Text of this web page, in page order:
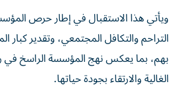
ويأتي هذا الاستقبال في إطار حرص
التراحم والتكافل المجتمعي، وتقدير كبار
بهم، بما يعكس نهج المؤسسة الراسخ في
الغالية والارتقاء بجودة حياتها.